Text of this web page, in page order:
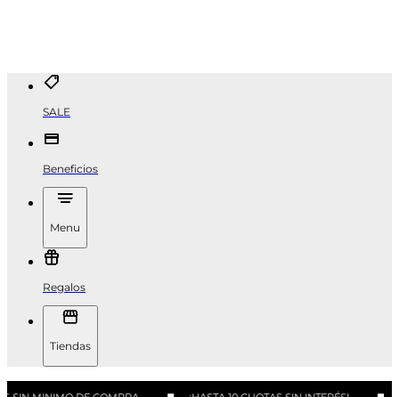
SALE
Beneficios
Menu
Regalos
Tiendas